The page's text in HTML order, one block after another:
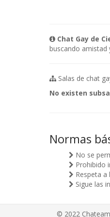
Chat Gay de
buscando amistad
Salas de chat
No existen
Normas
No se
Prohibido
Respeta a
Sigue las
© 2022